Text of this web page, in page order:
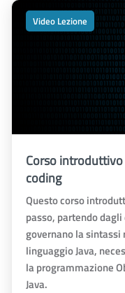
Video Lezione
Corso
coding
Questo corso
passo, partendo
governano la
linguaggio Java,
la programmazione
Java.